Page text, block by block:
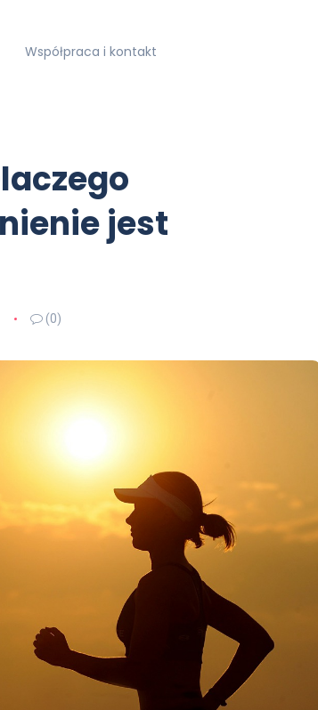
Współpraca i kontakt
jest
(0)